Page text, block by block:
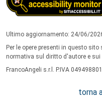
Ultimo aggiornamento: 24/06/
Per le opere presenti in questo
normativa sul diritto d'autore e
FrancoAngeli s.r.l. P.IVA
torna